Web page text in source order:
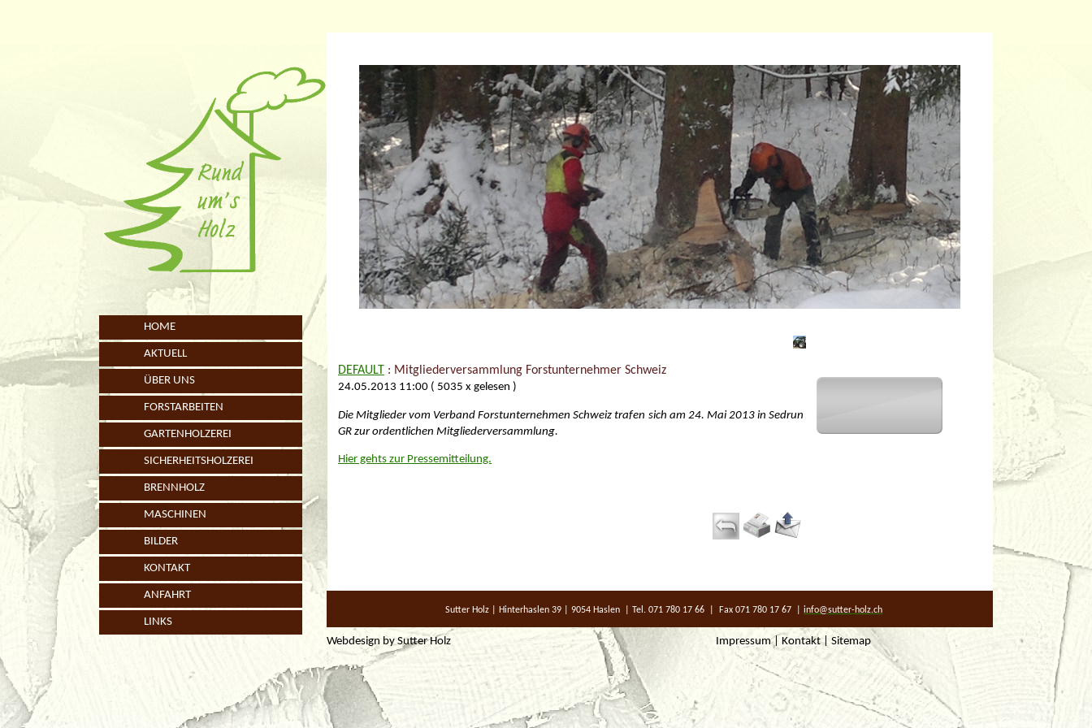
HOME
AKTUELL
ÜBER UNS
FORSTARBEITEN
GARTENHOLZEREI
SICHERHEITSHOLZEREI
BRENNHOLZ
MASCHINEN
BILDER
KONTAKT
ANFAHRT
LINKS
DEFAULT : Mitgliederversammlung Forstunternehmer Schweiz
24.05.2013 11:00 ( 5035 x gelesen )
Die Mitglieder vom Verband Forstunternehmen Schweiz trafen sich am 24. Mai 2013 in Sedrun
GR zur ordentlichen Mitgliederversammlung.
Hier gehts zur Pressemitteilung.
Sutter Holz | Hinterhaslen 39 | 9054 Haslen | Tel. 071 780 17 66 | Fax 071 780 17 67 | info@sutter-holz.ch
Webdesign bySutter Holz Impressum| Kontakt| Sitemap